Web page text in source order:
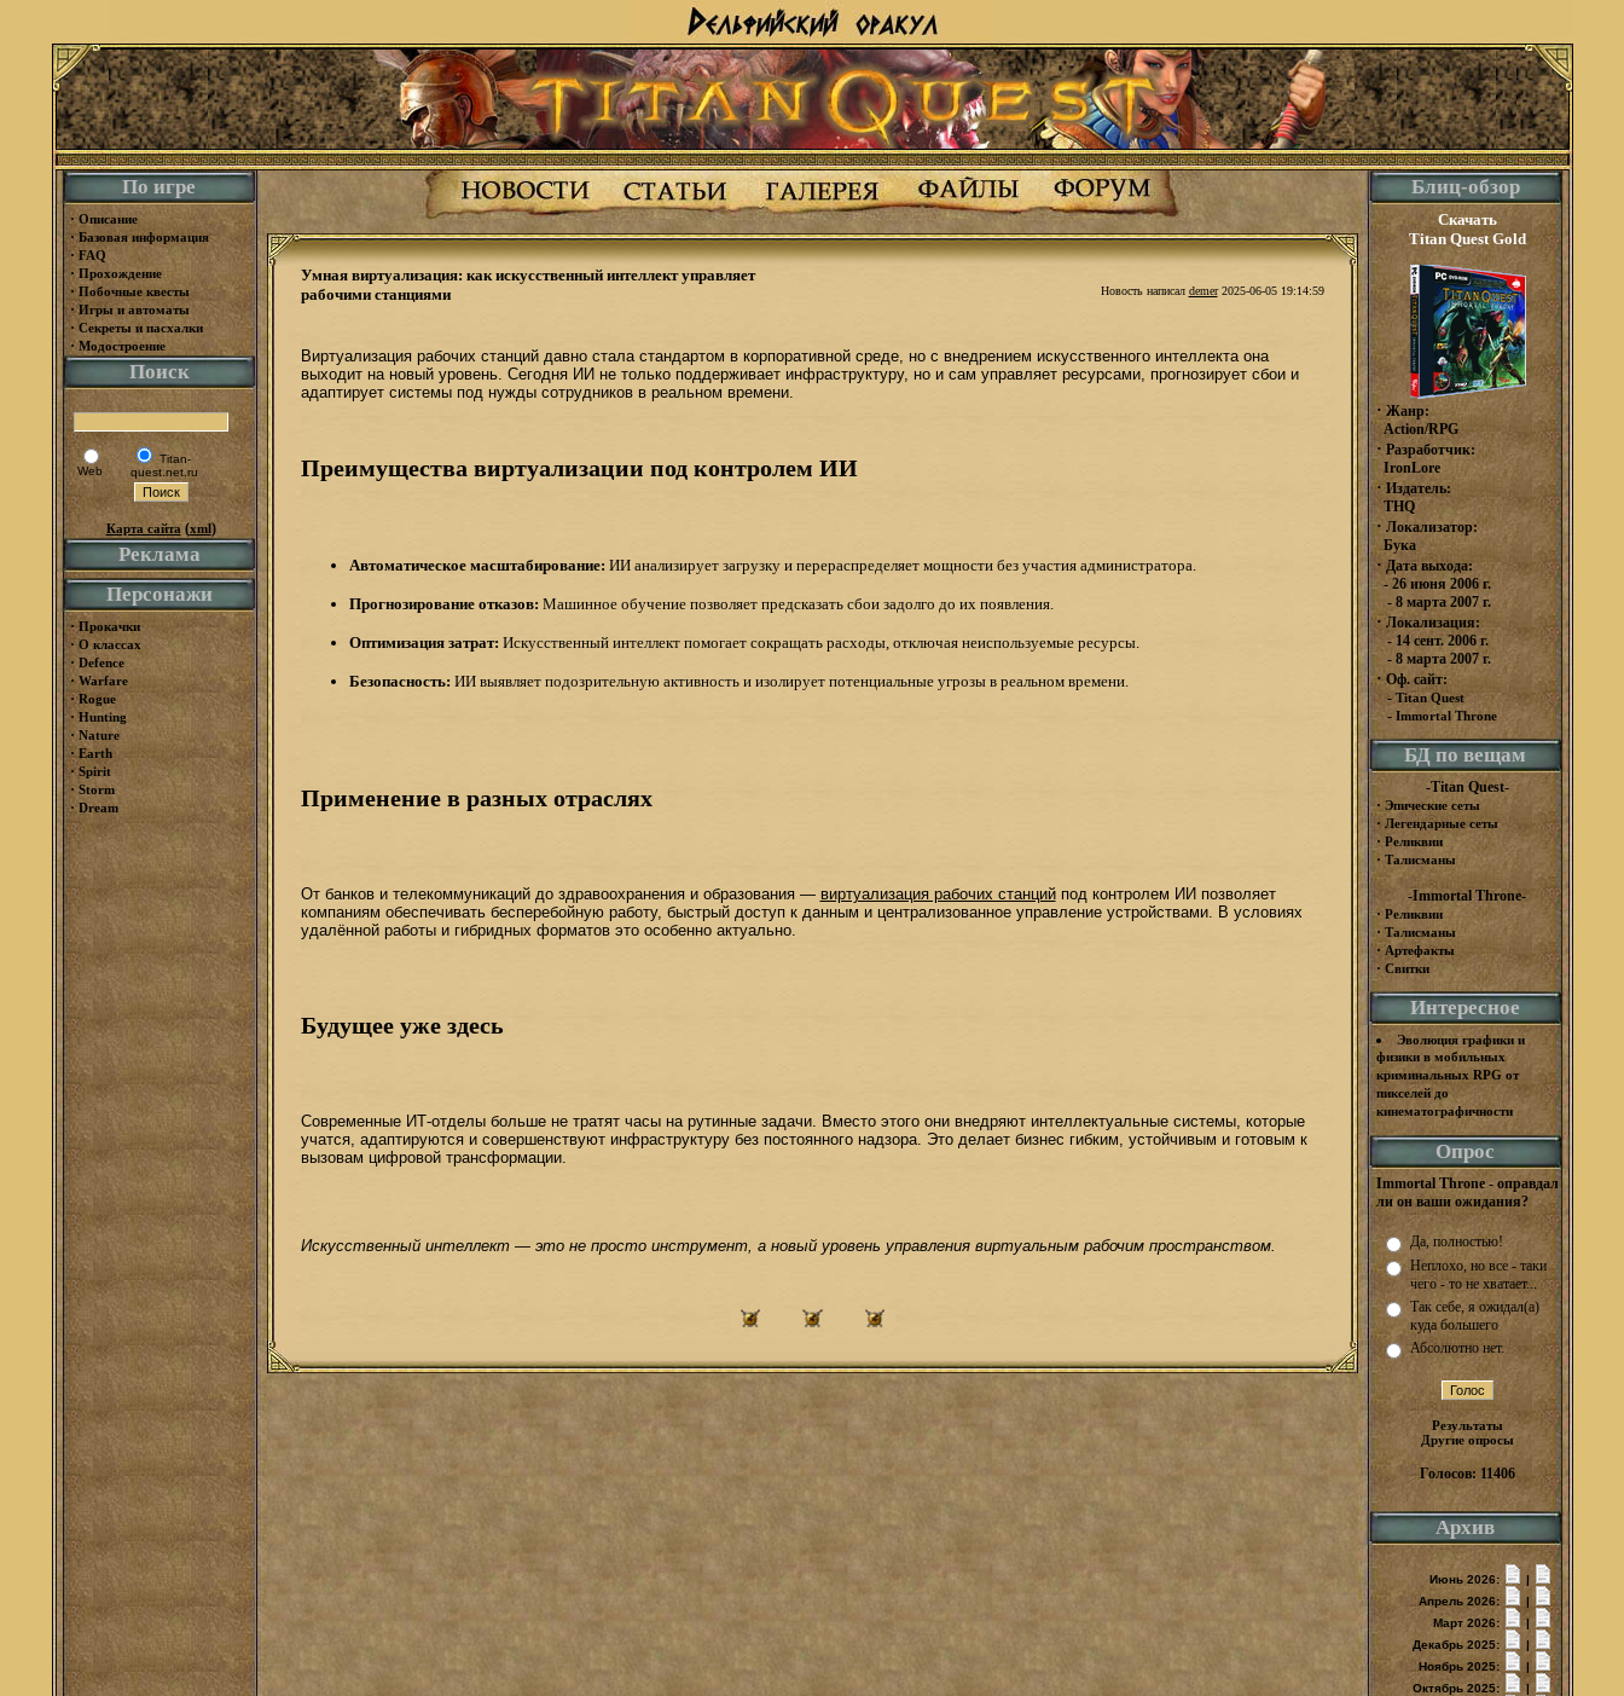
По игре
· Описание
· Базовая информация
· FAQ
· Прохождение
· Побочные квесты
· Игры и автоматы
· Секреты и пасхалки
· Модостроение
Поиск
Web
Titan-
quest.net.ru
Карта сайта(xml)
Реклама
Персонажи
·Прокачки
·О классах
·Defence
· Warfare
·Rogue
· Hunting
·Nature
·Earth
·Spirit
· Storm
·Dream
Умная виртуализация: как искусственный интеллект управляет
рабочими станциями
Новость написал demer2025-06-05 19:14:59
Виртуализация рабочих станций давно стала стандартом в корпоративной среде, но с внедрением искусственного интеллекта она
выходит на новый уровень. Сегодня ИИ не только поддерживает инфраструктуру, но и сам управляет ресурсами, прогнозирует сбои и
адаптирует системы под нужды сотрудников в реальном времени.
Преимущества виртуализации под контролем ИИ
Автоматическое масштабирование: ИИ анализирует загрузку и перераспределяет мощности без участия администратора.
Прогнозирование отказов: Машинное обучение позволяет предсказать сбои задолго до их появления.
Оптимизация затрат: Искусственный интеллект помогает сокращать расходы, отключая неиспользуемые ресурсы.
Безопасность: ИИ выявляет подозрительную активность и изолирует потенциальные угрозы в реальном времени.
Применение в разных отраслях
От банков и телекоммуникаций до здравоохранения и образования — виртуализация рабочих станцийпод контролем ИИ позволяет
компаниям обеспечивать бесперебойную работу, быстрый доступ к данным и централизованное управление устройствами. В условиях
удалённой работы и гибридных форматов это особенно актуально.
Будущее уже здесь
Современные ИТ-отделы больше не тратят часы на рутинные задачи. Вместо этого они внедряют интеллектуальные системы, которые
учатся, адаптируются и совершенствуют инфраструктуру без постоянного надзора. Это делает бизнес гибким, устойчивым и готовым к
вызовам цифровой трансформации.
Искусственный интеллект — это не просто инструмент, а новый уровень управления виртуальным рабочим пространством.
Блиц-обзор
Скачать
Titan Quest Gold
· Жанр:
Action/RPG
· Разработчик:
IronLore
· Издатель:
THQ
· Локализатор:
Бука
· Дата выхода:
- 26 июня 2006 г.
- 8 марта 2007 г.
· Локализация:
- 14 сент. 2006 г.
- 8 марта 2007 г.
· Оф. сайт:
- Titan Quest
- Immortal Throne
БД по вещам
-Titan Quest-
· Эпические сеты
· Легендарные сеты
· Реликвии
· Талисманы
-Immortal Throne-
· Реликвии
· Талисманы
· Артефакты
· Свитки
Интересное
Эволюция графики и
физики в мобильных
криминальных RPG от
пикселей до
кинематографичности
Опрос
Immortal Throne - оправдал
ли он ваши ожидания?
Да, полностью!
Неплохо, но все - таки
чего - то не хватает...
Так себе, я ожидал(а)
куда большего
Абсолютно нет.
Результаты
Другие опросы
Голосов: 11406
Архив
Июнь 2026:
|
Апрель 2026:
|
Март 2026:
|
Декабрь 2025:
|
Ноябрь 2025:
|
Октябрь 2025:
|